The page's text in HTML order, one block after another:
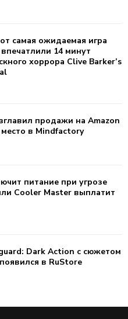
самая ожидаемая игра
14 минут
хоррора Clive Barker’s
продажи на Amazon
в Mindfactory
питание при угрозе
Cooler Master выплатит
Dark Action с сюжетом
в RuStore